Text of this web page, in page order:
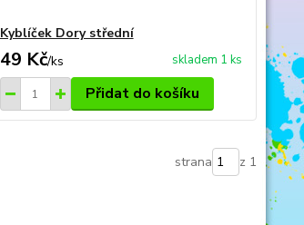
Kyblíček Dory střední
49 Kč/ks skladem 1 ks
Přidat do košíku
strana z 1